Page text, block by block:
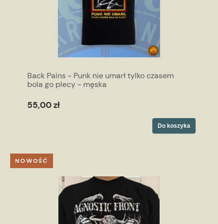
Back Pains - Punk nie umarł tylko czasem
bola go plecy - męska
55,00 zł
Do koszyka
NOWOŚĆ